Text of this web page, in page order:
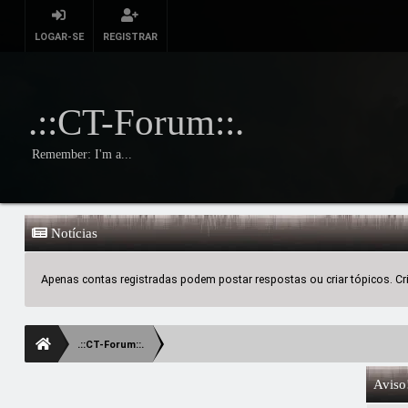
LOGAR-SE REGISTRAR
.::CT-Forum::.
Remember: I'm a...
Notícias
Apenas contas registradas podem postar respostas ou criar tópicos.
.::CT-Forum::.